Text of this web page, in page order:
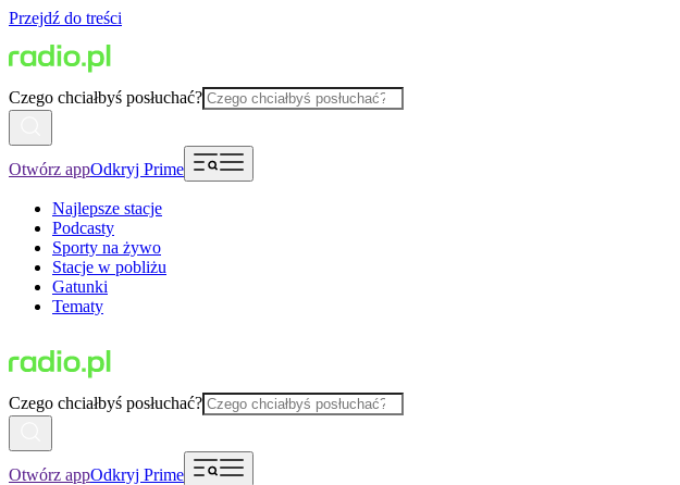
Przejdź do treści
Czego chciałbyś posłuchać?
Otwórz appOdkryj Prime
Najlepsze stacje
Podcasty
Sporty na żywo
Stacje w pobliżu
Gatunki
Tematy
Czego chciałbyś posłuchać?
Otwórz appOdkryj Prime